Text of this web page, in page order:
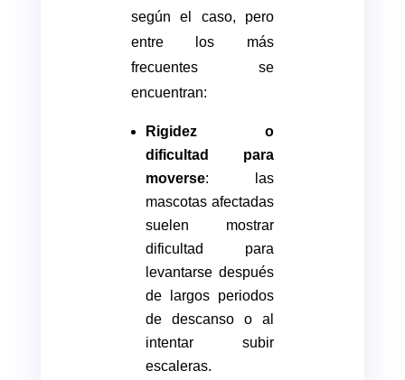
según el caso, pero
entre los más
frecuentes se
encuentran:
Rigidez o
dificultad para
moverse: las
mascotas afectadas
suelen mostrar
dificultad para
levantarse después
de largos periodos
de descanso o al
intentar subir
escaleras.